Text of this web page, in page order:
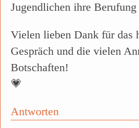
Jugendlichen ihre
Vielen lieben Dank für das
Gespräch und die vielen
Botschaften!
💗
Antworten